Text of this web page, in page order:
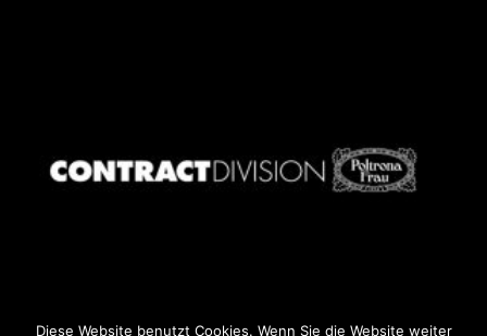
Diese Website benutzt Cookies. Wenn Sie die Website weiter